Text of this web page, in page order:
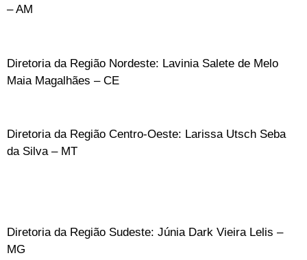
– AM
Diretoria da Região Nordeste: Lavinia Salete de Melo
Maia Magalhães – CE
Diretoria da Região Centro-Oeste: Larissa Utsch Seba
da Silva – MT
Diretoria da Região Sudeste: Júnia Dark Vieira Lelis –
MG